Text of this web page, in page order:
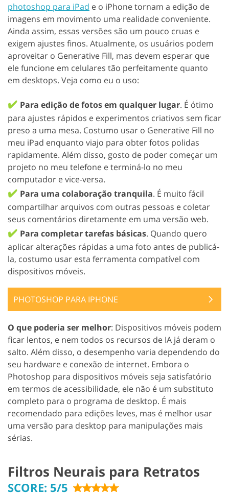
photoshop para iPad e o iPhone tornam a edição de
imagens em movimento uma realidade conveniente.
Ainda assim, essas versões são um pouco cruas e
exigem ajustes finos. Atualmente, os usuários podem
aproveitar o Generative Fill, mas devem esperar que
ele funcione em celulares tão perfeitamente quanto
em desktops. Veja como eu o uso:
✔️ Para edição de fotos em qualquer lugar. É ótimo
para ajustes rápidos e experimentos criativos sem ficar
preso a uma mesa. Costumo usar o Generative Fill no
meu iPad enquanto viajo para obter fotos polidas
rapidamente. Além disso, gosto de poder começar um
projeto no meu telefone e terminá-lo no meu
computador e vice-versa.
✔️ Para uma colaboração tranquila. É muito fácil
compartilhar arquivos com outras pessoas e coletar
seus comentários diretamente em uma versão web.
✔️ Para completar tarefas básicas. Quando quero
aplicar alterações rápidas a uma foto antes de publicá-
la, costumo usar esta ferramenta compatível com
dispositivos móveis.
PHOTOSHOP PARA IPHONE
O que poderia ser melhor: Dispositivos móveis podem
ficar lentos, e nem todos os recursos de IA já deram o
salto. Além disso, o desempenho varia dependendo do
seu hardware e conexão de internet. Embora o
Photoshop para dispositivos móveis seja satisfatório
em termos de acessibilidade, ele não é um substituto
completo para o programa de desktop. É mais
recomendado para edições leves, mas é melhor usar
uma versão para desktop para manipulações mais
sérias.
Filtros Neurais para Retratos
SCORE: 5/5